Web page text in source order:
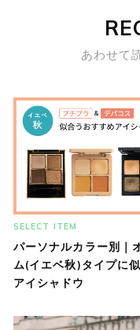
あわせて
SELECT ITEM
パーソナルカラー別｜
ム(イエベ秋)タイプに
アイシャドウ